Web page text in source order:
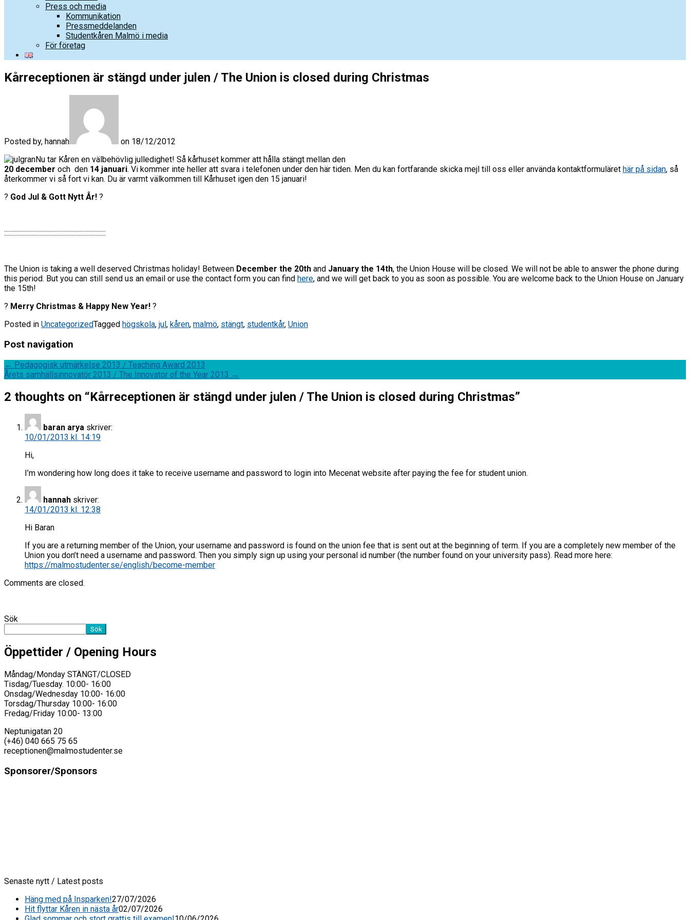
Press och media
Kommunikation
Pressmeddelanden
Studentkåren Malmö i media
För företag
Kårreceptionen är stängd under julen / The Union is closed during Christmas
Posted by, hannah
on 18/12/2012
Nu tar Kåren en välbehövlig julledighet! Så kårhuset kommer att hålla stängt mellan den
20 december och den 14 januari. Vi kommer inte heller att svara i telefonen under den här tiden. Men du kan fortfarande skicka mejl till oss eller använda kontaktformuläret här på sidan, så
återkommer vi så fort vi kan. Du är varmt välkommen till Kårhuset igen den 15 januari!
? God Jul & Gott Nytt År! ?
::::::::::::::::::::::::::::::::::::::::::::::::::::::::::::::::::
The Union is taking a well deserved Christmas holiday! Between December the 20th and January the 14th, the Union House will be closed. We will not be able to answer the phone during
this period. But you can still send us an email or use the contact form you can find here, and we will get back to you as soon as possible. You are welcome back to the Union House on January
the 15th!
? Merry Christmas & Happy New Year! ?
Posted in UncategorizedTagged högskola, jul , kåren, malmö, stängt, studentkår, Union
Post navigation
← Pedagogisk utmärkelse 2013 / Teaching Award 2013
Årets samhällsinnovatör 2013 / The Innovator of the Year 2013 →
2 thoughts on “Kårreceptionen är stängd under julen / The Union is closed during Christmas”
baran arya skriver:
10/01/2013 kl. 14:19
Hi,
I’m wondering how long does it take to receive username and password to login into Mecenat website after paying the fee for student union.
hannah skriver:
14/01/2013 kl. 12:38
Hi Baran
If you are a returning member of the Union, your username and password is found on the union fee that is sent out at the beginning of term. If you are a completely new member of the
Union you don’t need a username and password. Then you simply sign up using your personal id number (the number found on your university pass). Read more here:
https://malmostudenter.se/english/become-member
Comments are closed.
Sök
Sök
Öppettider / Opening Hours
Måndag/Monday STÄNGT/CLOSED
Tisdag/Tuesday. 10:00- 16:00
Onsdag/Wednesday 10:00- 16:00
Torsdag/Thursday 10:00- 16:00
Fredag/Friday 10:00- 13:00
Neptunigatan 20
(+46) 040 665 75 65
receptionen@malmostudenter.se
Sponsorer/Sponsors
Senaste nytt / Latest posts
Häng med på Insparken!27/07/2026
Hit flyttar Kåren in nästa år02/07/2026